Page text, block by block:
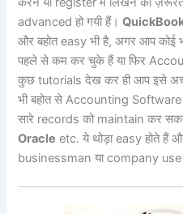
advanced हो गयी हैं।
और बहोत easy भी है, अगर आप
पहले से कम कर चुके हैं या फिर
कुछ tutorials देख कर ही आप इसे
भी बहोत से Accounting
सारे records को maintain कर
Oracle etc. ये थोड़ा easy होते हैं
businessman या company use